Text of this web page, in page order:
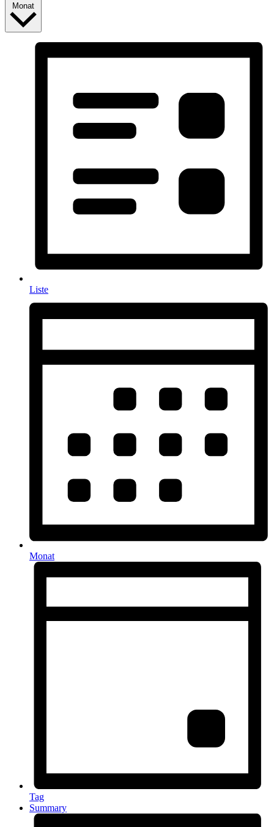
Monat
Liste
Monat
Tag
Summary